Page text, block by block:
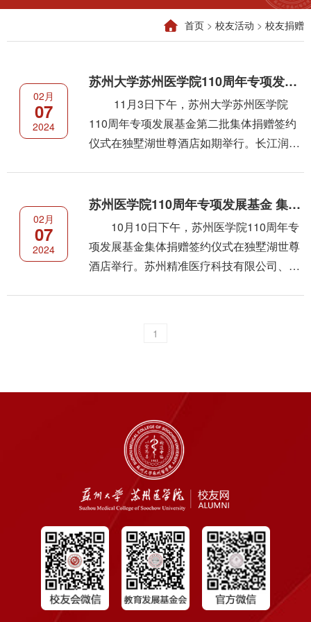
首页 > 校友活动 > 校友捐赠
02月
07
2024
苏州大学苏州医学院110周年专项发展基金第二批集体捐赠签约仪式...
11月3日下午，苏州大学苏州医学院
110周年专项发展基金第二批集体捐赠签约
仪式在独墅湖世尊酒店如期举行。长江润发
有限公司、华润博雅生物制药集团股份有限
公司、苏州口腔医院有限公司、苏州理想眼
科医院有限公司、昆山市第
02月
07
2024
苏州医学院110周年专项发展基金 集体捐赠签约仪式顺利举行
10月10日下午，苏州医学院110周年专
项发展基金集体捐赠签约仪式在独墅湖世尊
酒店举行。苏州精准医疗科技有限公司、江
1